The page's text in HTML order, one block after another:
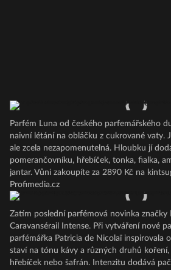
Parfém Luna od českého parfemářského
naivní létání na obláčku z cukrované vaty.
ale zcela nezapomenutelná. Hloubku jí
pomerančovníku, hřebíček, tonka, fialka,
jantar. Vůni zakoupíte za 2890 Kč na
Profimedia.cz
Zatím poslední parfémová novinka značky
Caravansérail Intense. Při vytváření nové
parfémářka Patricia de Nicolaï inspirovala
staví na tónu kávy a různých druhů
hřebíček nebo šafrán. Intenzitu dodává